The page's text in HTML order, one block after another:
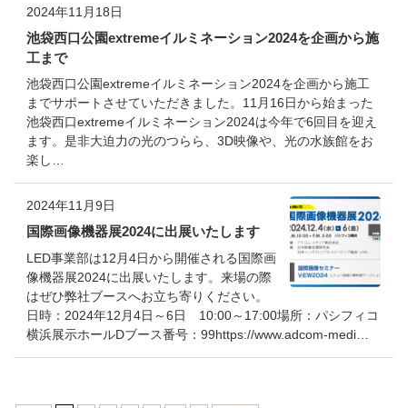
2024年11月18日
池袋西口公園extremeイルミネーション2024を企画から施
工まで
池袋西口公園extremeイルミネーション2024を企画から施工
までサポートさせていただきました。11月16日から始まった
池袋西口extremeイルミネーション2024は今年で6回目を迎え
ます。是非大迫力の光のつらら、3D映像や、光の水族館をお
楽し…
2024年11月9日
国際画像機器展2024に出展いたします
LED事業部は12月4日から開催される国際画
像機器展2024に出展いたします。来場の際
はぜひ弊社ブースへお立ち寄りください。
日時：2024年12月4日～6日 10:00～17:00場所：パシフィコ
横浜展示ホールDブース番号：99https://www.adcom-medi…